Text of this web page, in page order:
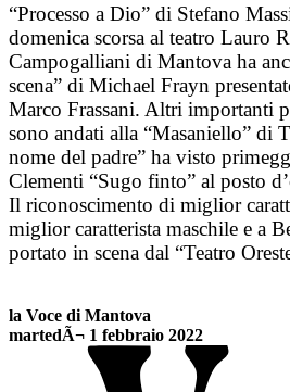
“Processo a Dio” di Stefano
domenica scorsa al teatro Lauro
Campogalliani di Mantova ha
scena” di Michael Frayn
Marco Frassani. Altri importanti
sono andati alla “Masaniello” di
nome del padre” ha visto
Clementi “Sugo finto” al posto
Il riconoscimento di miglior
miglior caratterista maschile e a
portato in scena dal “Teatro
la Voce di Mantova
martedÃ¬ 1 febbraio 2022